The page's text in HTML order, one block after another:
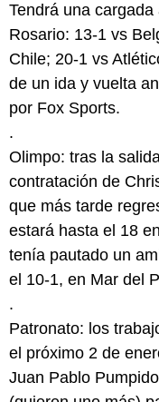
Tendrá una
Rosario: 13-1 vs
Chile; 20-1 vs
de un ida y vuelta
por Fox Sports.
.
Olimpo: tras la
contratación de
que más tarde
estará hasta el 18
tenía pautado un
el 10-1, en Mar del
.
Patronato: los
el próximo 2 de
Juan Pablo